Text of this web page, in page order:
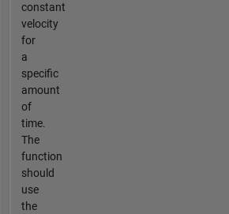
constant
velocity
for
a
specific
amount
of
time.
The
function
should
use
the